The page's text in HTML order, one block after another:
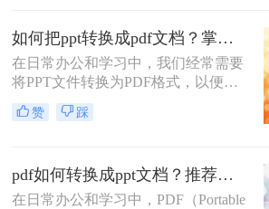
pdf呢？接下来，本文将为你详细介绍
几种常见的转换方法。
如何把ppt转换成pdf文档？掌握这3个方法，工作效率直接翻倍！
在日常办公和学习中，我们经常需要
将PPT文件转换为PDF格式，以便更
方便地分享、查看和打印。那么如何
把PPT转换成PDF文档呢？本文将介
赞 踩
pdf如何转换成ppt文档？推荐这三种实用方法！
在日常办公和学习中，PDF（Portable